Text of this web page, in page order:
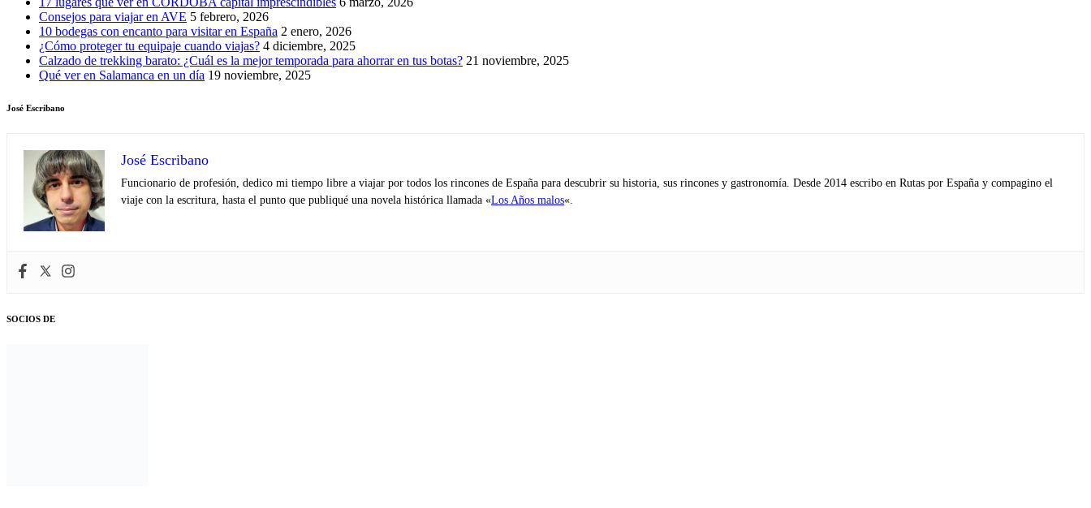
Consejos para viajar en AVE 5 febrero, 2026
10 bodegas con encanto para visitar en España 2 enero, 2026
¿Cómo proteger tu equipaje cuando viajas? 4 diciembre, 2025
Calzado de trekking barato: ¿Cuál es la mejor temporada para ahorrar en tus botas? 21 noviembre, 2025
Qué ver en Salamanca en un día 19 noviembre, 2025
José Escribano
José Escribano
Funcionario de profesión, dedico mi tiempo libre a viajar por todos los rincones de España para descubrir su historia, sus rincones y gastronomía. Desde 2014 escribo en Rutas por España y compagino el
viaje con la escritura, hasta el punto que publiqué una novela histórica llamada «Los Años malos«.
SOCIOS DE